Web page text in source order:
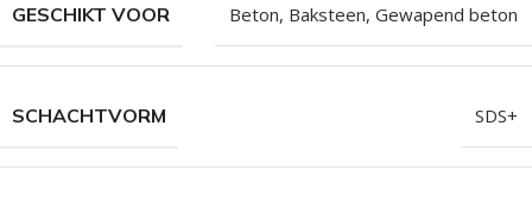
GESCHIKT VOOR Beton, Baksteen, Gewapend beton
SCHACHTVORM SDS+